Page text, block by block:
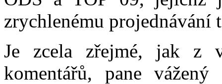
zrychlenému projednávání
Je zcela zřejmé, jak z
komentářů, pane